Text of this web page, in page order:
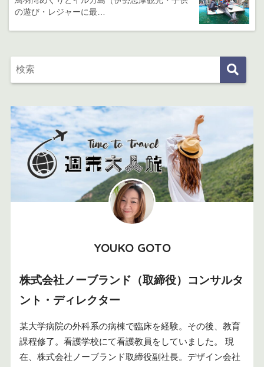
の遊び・レジャーに最…
YOUKO GOTO
株式会社ノーブランド（取締役）コンサルタ
ント・ディレクター
某大学病院の外科系の病棟で臨床を経験。その後、教育
課程修了。看護学校にて看護教員をしていました。 現
在、株式会社ノーブランド取締役副社長。デザイン会社